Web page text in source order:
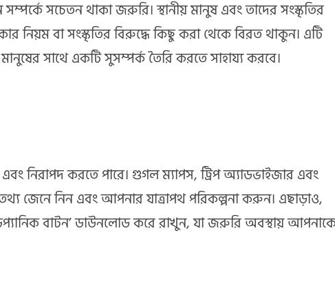
সচেতন থাকা জরুরি। স্থানীয় মানুষ এবং তাদের সংস্কৃতির
নিয়ম বা সংস্কৃতির বিরুদ্ধে কিছু করা থেকে বিরত থাকুন। এটি
সাথে একটি সুসম্পর্ক তৈরি করতে সাহায্য করবে।
নিরাপদ করতে পারে। গুগল ম্যাপস, ট্রিপ অ্যাডভাইজার এবং
জেনে নিন এবং আপনার যাত্রাপথ পরিকল্পনা করুন। এছাড়াও,
‘রেডপ্যানিক বাটন’ ডাউনলোড করে রাখুন, যা জরুরি অবস্থায়